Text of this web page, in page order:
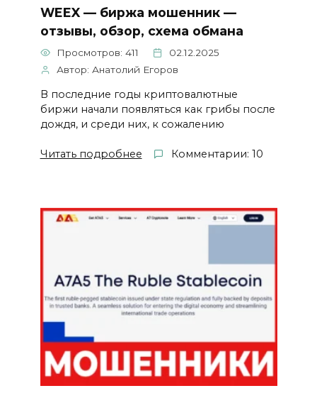
WEEX — биржа мошенник —
отзывы, обзор, схема обмана
Просмотров: 411
02.12.2025
Автор: Анатолий Егоров
В последние годы криптовалютные
биржи начали появляться как грибы после
дождя, и среди них, к сожалению
Читать подробнее Комментарии: 10